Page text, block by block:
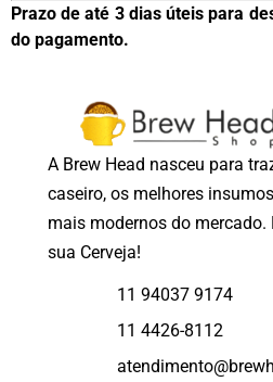
Prazo de até 3 dias úteis para
do pagamento.
A Brew Head nasceu para
caseiro, os melhores
mais modernos do
sua Cerveja!
11 94037 9174
11 4426-8112